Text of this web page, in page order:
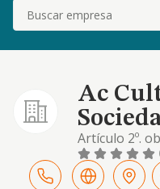
Buscar
Ac
Artículo 2º.
por: la
todos los